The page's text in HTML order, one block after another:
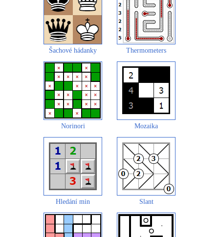
Šachové hádanky Thermometers
Norinori Mozaika
Hledání min Slant